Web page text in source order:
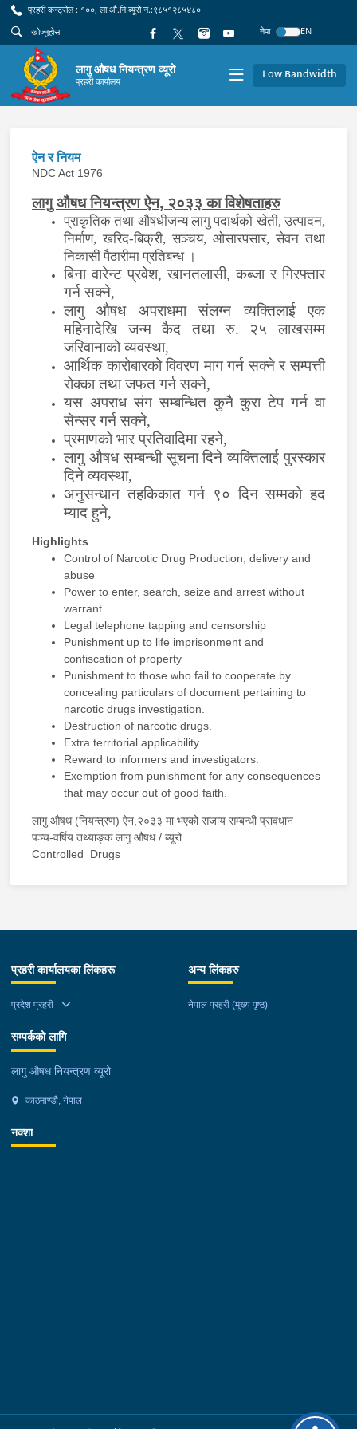
प्रहरी कन्ट्रोल : १००, ला.औ.नि.ब्यूरो नं.:९८५१२८५४८०
नेपा
EN
लागु औषध नियन्त्रण व्यूरो
प्रहरी कार्यालय Low Bandwidth
ऐन र नियम
NDC Act 1976
लागु औषध नियन्त्रण ऐन, २०३३ का विशेषताहरु
प्राकृतिक तथा औषधीजन्य लागु पदार्थको खेती, उत्पादन,
निर्माण, खरिद-बिक्री, सञ्चय, ओसारपसार, सेवन तथा
निकासी पैठारीमा प्रतिबन्ध ।
बिना वारेन्ट प्रवेश, खानतलासी, कब्जा र गिरफ्तार
गर्न सक्ने,
लागु औषध अपराधमा संलग्न व्यक्तिलाई एक
महिनादेखि जन्म कैद तथा रु. २५ लाखसम्म
जरिवानाको व्यवस्था,
आर्थिक कारोबारको विवरण माग गर्न सक्ने र सम्पत्ती
रोक्का तथा जफत गर्न सक्ने,
यस अपराध संग सम्बन्धित कुनै कुरा टेप गर्न वा
सेन्सर गर्न सक्ने,
प्रमाणको भार प्रतिवादिमा रहने,
लागु औषध सम्बन्धी सूचना दिने व्यक्तिलाई पुरस्कार
दिने व्यवस्था,
अनुसन्धान तहकिकात गर्न ९० दिन सम्मको हद
म्याद हुने,
Highlights
Control of Narcotic Drug Production, delivery and
abuse
Power to enter, search, seize and arrest without
warrant.
Legal telephone tapping and censorship
Punishment up to life imprisonment and
confiscation of property
Punishment to those who fail to cooperate by
concealing particulars of document pertaining to
narcotic drugs investigation.
Destruction of narcotic drugs.
Extra territorial applicability.
Reward to informers and investigators.
Exemption from punishment for any consequences
that may occur out of good faith.
लागु औषध (नियन्त्रण) ऐन,२०३३ मा भएको सजाय सम्बन्धी प्रावधान
पञ्च-वर्षिय तथ्याङ्क लागु औषध/ ब्यूरो
Controlled_Drugs
प्रहरी कार्यालयका लिंकहरू
प्रदेश प्रहरी
अन्य लिंकहरु
नेपाल प्रहरी (मुख्य पृष्ठ)
सम्पर्कको लागि
लागु औषध नियन्त्रण व्यूरो
काठमाण्डौ, नेपाल
नक्शा